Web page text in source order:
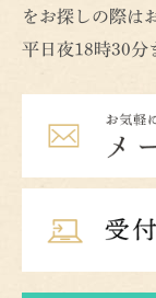
をお探しの際は
平日夜18時30分